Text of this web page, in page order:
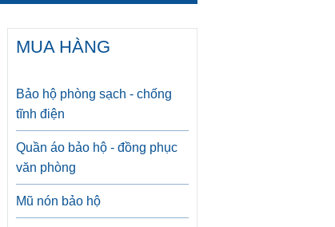
MUA HÀNG
Bảo hộ phòng sạch - chống
tĩnh điện
Quần áo bảo hộ - đồng phục
văn phòng
Mũ nón bảo hộ